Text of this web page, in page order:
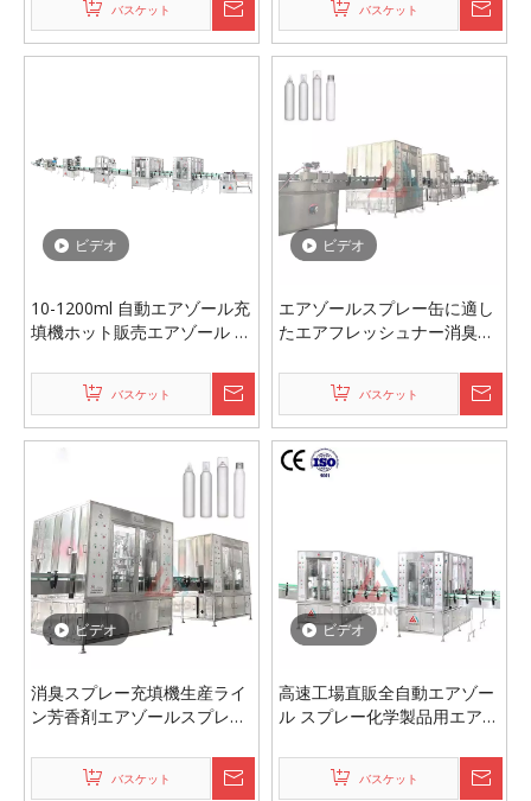
バスケット バスケット
ビデオ
10-1200ml 自動エアゾール充
填機ホット販売エアゾール ス
バスケット
ビデオ
エアゾールスプレー缶に適し
たエアフレッシュナー消臭剤
リングキャッピングマシン
バスケット
ビデオ
消臭スプレー充填機生産ライ
ン芳香剤エアゾールスプレー
バスケット
ビデオ
高速工場直販全自動エアゾー
ル スプレー化学製品用エアゾ
バスケット